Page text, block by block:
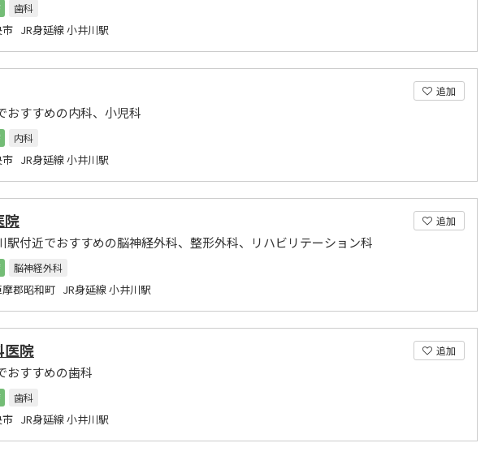
歯科
市 JR身延線 小井川駅
追加
おすすめの内科、小児科
内科
市 JR身延線 小井川駅
追加
院
駅付近でおすすめの脳神経外科、整形外科、リハビリテーション科
脳神経外科
摩郡昭和町 JR身延線 小井川駅
追加
医院
おすすめの歯科
歯科
市 JR身延線 小井川駅